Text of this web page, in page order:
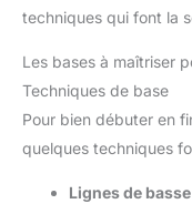
techniques qui font la
Les bases à maîtriser
Techniques de base
Pour bien débuter en
quelques techniques
Lignes de basse